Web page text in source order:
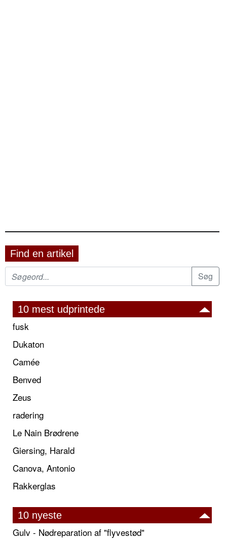
Find en artikel
10 mest udprintede
fusk
Dukaton
Camée
Benved
Zeus
radering
Le Nain Brødrene
Giersing, Harald
Canova, Antonio
Rakkerglas
10 nyeste
Gulv - Nødreparation af "flyvestød"